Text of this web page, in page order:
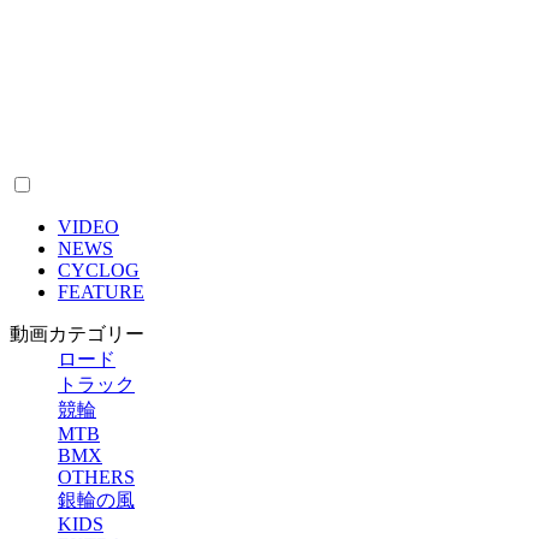
VIDEO
NEWS
CYCLOG
FEATURE
動画カテゴリー
ロード
トラック
競輪
MTB
BMX
OTHERS
銀輪の風
KIDS